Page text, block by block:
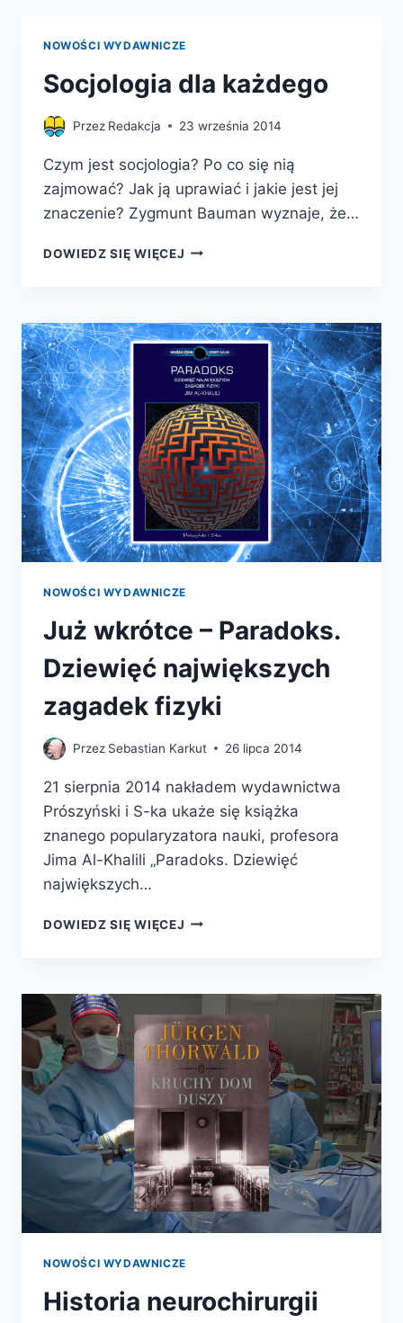
NATURY
I
MATEMATYKI
NOWOŚCI WYDAWNICZE
Socjologia dla każdego
Przez Redakcja 23 września 2014
Czym jest socjologia? Po co się nią
zajmować? Jak ją uprawiać i jakie jest jej
znaczenie? Zygmunt Bauman wyznaje, że…
DOWIEDZ SIĘ WIĘCEJ SOCJOLOGIA
NOWOŚCI WYDAWNICZE
Już wkrótce – Paradoks.
Dziewięć największych
zagadek fizyki
Przez Sebastian Karkut 26 lipca 2014
21 sierpnia 2014 nakładem wydawnictwa
Prószyński i S-ka ukaże się książka
znanego popularyzatora nauki, profesora
Jima Al-Khalili „Paradoks. Dziewięć
największych…
DOWIEDZ SIĘ WIĘCEJ JUŻ
DZIEWIĘĆ
NAJWIĘKSZYCH
ZAGADEK
FIZYKI
NOWOŚCI WYDAWNICZE
Historia neurochirurgii